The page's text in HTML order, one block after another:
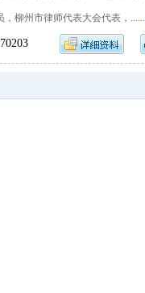
，柳州市律师代表大会代表，......